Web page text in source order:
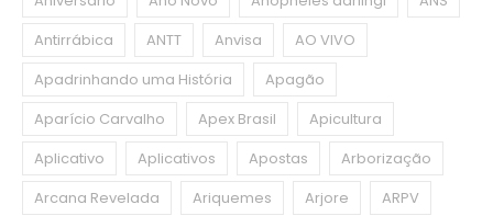
Antirrábica
ANTT Anvisa
AO VIVO
Apadrinhando uma História
Apagão
Aparício Carvalho
Apex Brasil
Apicultura
Aplicativo
Aplicativos Apostas
Arborização
Arcana Revelada
Ariquemes Arjore
ARPV